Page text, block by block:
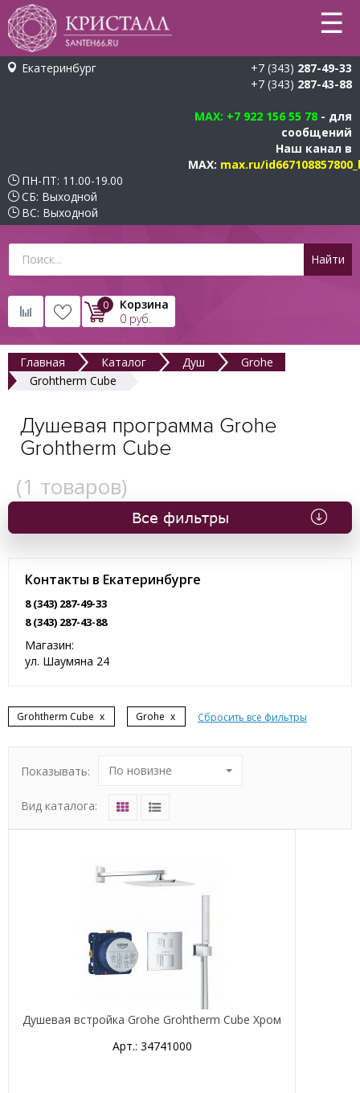
☰
Екатеринбург +7 (343) 287-49-33
+7 (343) 287-43-88
MAX: +7 922 156 55 78 - для
сообщений
Наш канал в
MAX: max.ru/
ПН-ПТ: 11.00-19.00
СБ: Выходной
ВС: Выходной
0
Корзина
0 руб.
Главная Каталог Душ
Grohe
Grohtherm Cube
Душевая программа Grohe
Grohtherm Cube
(1 товаров)
Все фильтры
Контакты в Екатеринбурге
8 (343) 287-49-33
8 (343) 287-43-88
Магазин:
ул. Шаумяна 24
Grohtherm Cube x Grohe x Сбросить все фильтры
Показывать: По новизне
Вид каталога:
Душевая встройка Grohe Grohtherm Cube Хром
Арт.: 34741000